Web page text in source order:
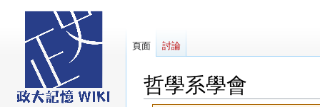
哲學系學會
頁面 討論